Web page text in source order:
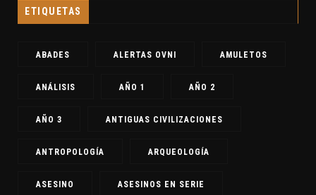
ETIQUETAS
ABADES ALERTAS OVNI AMULETOS
ANÁLISIS AÑO 1 AÑO 2
AÑO 3 ANTIGUAS CIVILIZACIONES
ANTROPOLOGÍA ARQUEOLOGÍA
ASESINO ASESINOS EN SERIE